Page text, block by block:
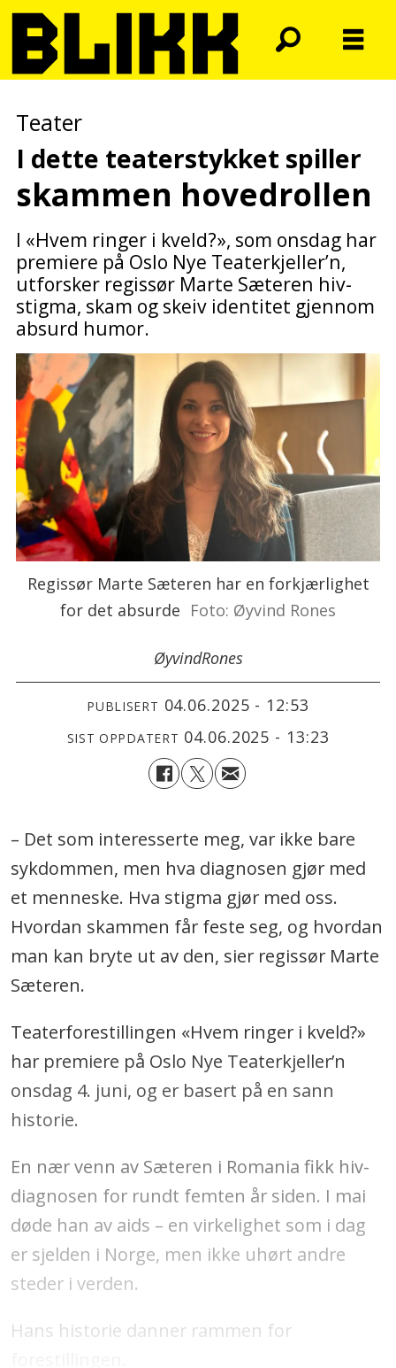
Teater
I dette teaterstykket spiller
skammen hovedrollen
I «Hvem ringer i kveld?», som onsdag har
premiere på Oslo Nye Teaterkjeller’n,
utforsker regissør Marte Sæteren hiv-
stigma, skam og skeiv identitet gjennom
absurd humor.
Regissør Marte Sæteren har en forkjærlighet
for det absurde Foto: Øyvind Rones
ØyvindRones
PUBLISERT 04.06.2025 - 12:53
SIST OPPDATERT 04.06.2025 - 13:23
– Det som interesserte meg, var ikke bare
sykdommen, men hva diagnosen gjør med
et menneske. Hva stigma gjør med oss.
Hvordan skammen får feste seg, og hvordan
man kan bryte ut av den, sier regissør Marte
Sæteren.
Teaterforestillingen «Hvem ringer i kveld?»
har premiere på Oslo Nye Teaterkjeller’n
onsdag 4. juni, og er basert på en sann
historie.
En nær venn av Sæteren i Romania fikk hiv-
diagnosen for rundt femten år siden. I mai
døde han av aids – en virkelighet som i dag
er sjelden i Norge, men ikke uhørt andre
steder i verden.
Hans historie danner rammen for